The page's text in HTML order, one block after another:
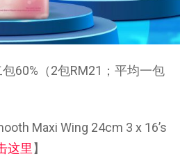
60%（2包RM21；平均一包
Maxi Wing 24cm 3 x 16’s
这里 】